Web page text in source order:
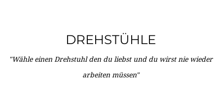
DREHSTÜHLE
"Wähle einen Drehstuhl den du liebst und du wirst nie wieder
arbeiten müssen"